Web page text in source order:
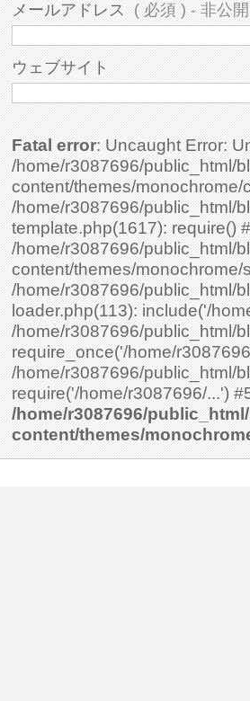
メールアドレス ( 必須 ) - 非公
ウェブサイト
Fatal error: Uncaught Error: Undefined constant "cs_print_smilies" in
/home/r3087696/public_html/
content/themes/
/home/r3087696/public_html/
template.php(1617): require()
/home/r3087696/public_html/
content/themes/
/home/r3087696/public_html/
loader.php(113): include('/
/home/r3087696/public_html/
require_once('/home/
/home/r3087696/public_html/
/home/r3087696/
content/themes/